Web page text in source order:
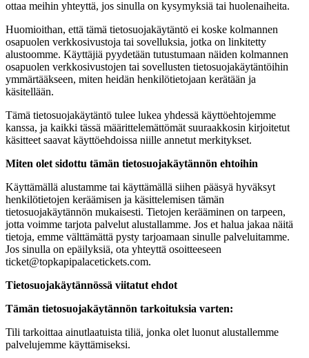
ottaa meihin yhteyttä, jos sinulla on kysymyksiä tai huolenaiheita.
Huomioithan, että tämä tietosuojakäytäntö ei koske kolmannen
osapuolen verkkosivustoja tai sovelluksia, jotka on linkitetty
alustoomme. Käyttäjiä pyydetään tutustumaan näiden kolmannen
osapuolen verkkosivustojen tai sovellusten tietosuojakäytäntöihin
ymmärtääkseen, miten heidän henkilötietojaan kerätään ja
käsitellään.
Tämä tietosuojakäytäntö tulee lukea yhdessä käyttöehtojemme
kanssa, ja kaikki tässä määrittelemättömät suuraakkosin kirjoitetut
käsitteet saavat käyttöehdoissa niille annetut merkitykset.
Miten olet sidottu tämän tietosuojakäytännön ehtoihin
Käyttämällä alustamme tai käyttämällä siihen pääsyä hyväksyt
henkilötietojen keräämisen ja käsittelemisen tämän
tietosuojakäytännön mukaisesti. Tietojen kerääminen on tarpeen,
jotta voimme tarjota palvelut alustallamme. Jos et halua jakaa näitä
tietoja, emme välttämättä pysty tarjoamaan sinulle palveluitamme.
Jos sinulla on epäilyksiä, ota yhteyttä osoitteeseen
ticket@topkapipalacetickets.com.
Tietosuojakäytännössä viitatut ehdot
Tämän tietosuojakäytännön tarkoituksia varten:
Tili tarkoittaa ainutlaatuista tiliä, jonka olet luonut alustallemme
palvelujemme käyttämiseksi.